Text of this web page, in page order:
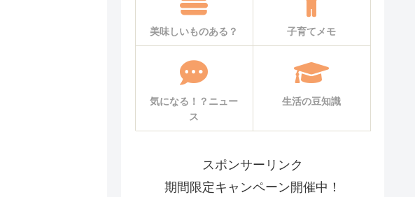
美味しいものある？ 子育てメモ
気になる！？ニュー
ス
生活の豆知識
スポンサーリンク
期間限定キャンペーン開催中！